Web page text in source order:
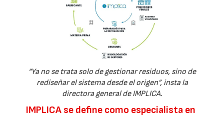
“Ya no se trata solo de gestionar residuos, sino de
rediseñar el sistema desde el origen”, insta la
directora general de IMPLICA.
IMPLICA se define como especialista en